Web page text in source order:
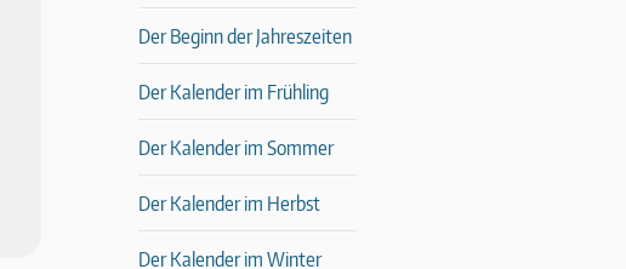
Der Beginn der Jahreszeiten
Der Kalender im Frühling
Der Kalender im Sommer
Der Kalender im Herbst
Der Kalender im Winter